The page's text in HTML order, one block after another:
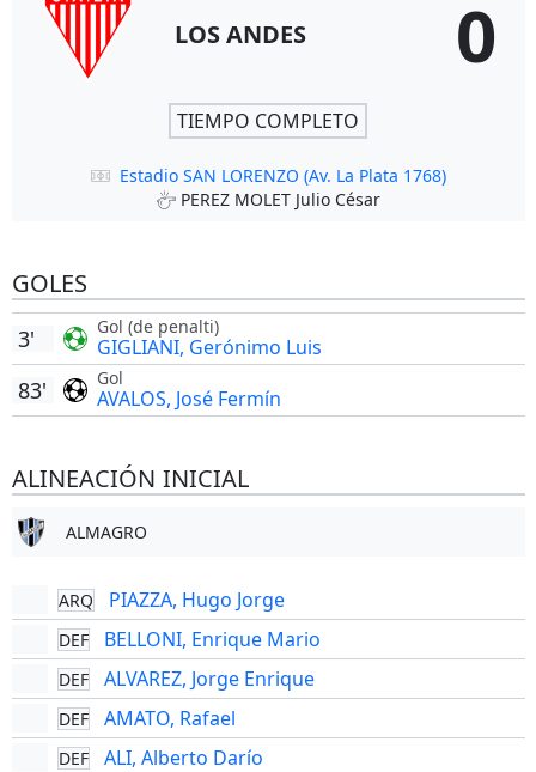
LOS ANDES 0
TIEMPO COMPLETO
Estadio SAN LORENZO (Av. La Plata 1768)
PEREZ MOLET Julio César
GOLES
Gol (de penalti)
GIGLIANI, Gerónimo Luis
3'
Gol
AVALOS, José Fermín
83'
ALINEACIÓN INICIAL
ALMAGRO
ARQ PIAZZA, Hugo Jorge
DEF BELLONI, Enrique Mario
DEF ALVAREZ, Jorge Enrique
DEF AMATO, Rafael
DEF ALI, Alberto Darío